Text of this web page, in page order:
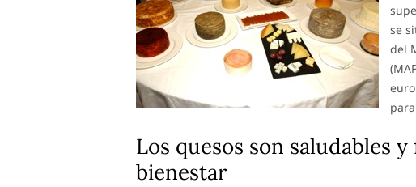
se
del
Los quesos son saludables
bienestar